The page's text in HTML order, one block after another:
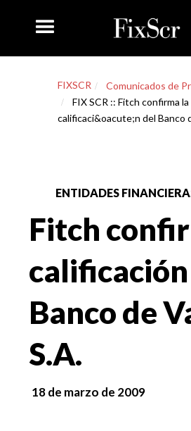
FIXSCR
Comunicados de
FIX SCR :: Fitch confirma la
calificaci&oacute;n del Banco
ENTIDADES
Fitch
Banco de
S.A.
18 de marzo de 2009